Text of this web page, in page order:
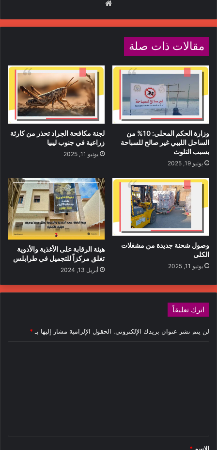
مقالات ذات صلة
وزارة الحكم المحلي: 10% من
الساحل الليبي غير صالح للسباحة
بسبب التلوث
يونيو 19, 2025
لجنة مكافحة الجراد تحذر من كارثة
زراعية في جنوب ليبيا
يونيو 11, 2025
وصول شحنة جديدة من مشغلات
الكلى
يونيو 11, 2025
هيئة الرقابة على الأغذية والأدوية
تغلق مركزاً للتجميل في طرابلس
أبريل 13, 2024
اترك تعليقاً
لن يتم نشر عنوان بريدك الإلكتروني. الحقول الإلزامية مشار إليها بـ *
الاسم *